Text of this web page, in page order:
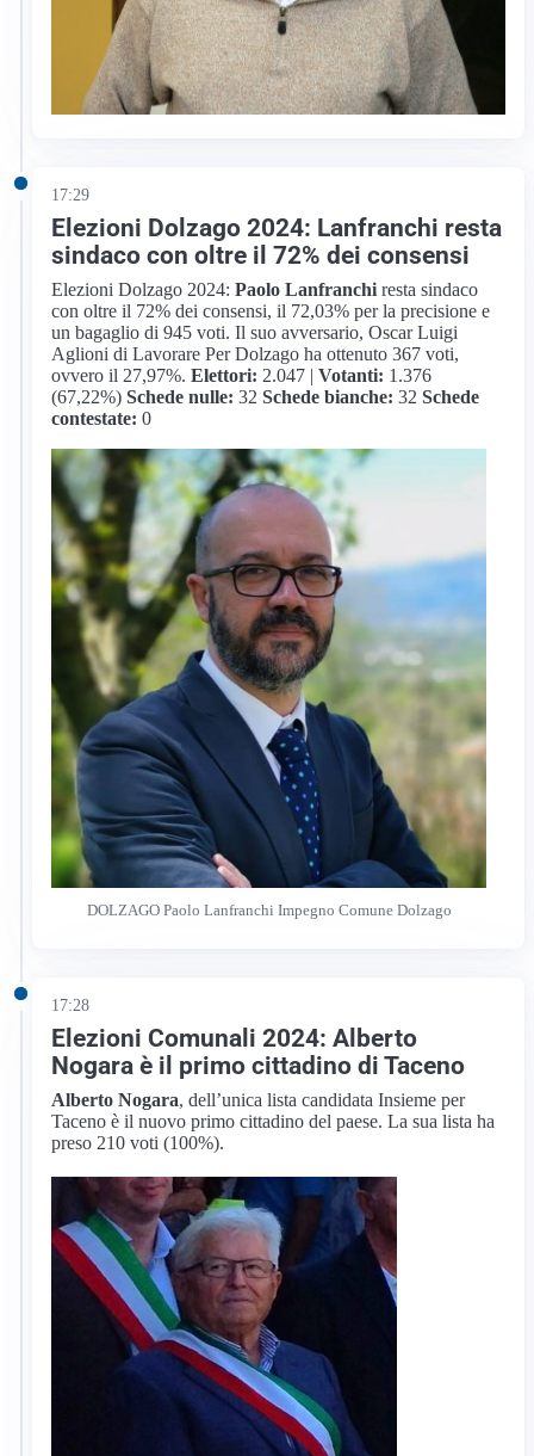
17:29
Elezioni Dolzago 2024: Lanfranchi resta
sindaco con oltre il 72% dei consensi
Elezioni Dolzago 2024: Paolo Lanfranchi resta sindaco
con oltre il 72% dei consensi, il 72,03% per la precisione e
un bagaglio di 945 voti. Il suo avversario, Oscar Luigi
Aglioni di Lavorare Per Dolzago ha ottenuto 367 voti,
ovvero il 27,97%.Elettori: 2.047 |Votanti: 1.376
(67,22%) Schede nulle: 32Schede bianche: 32 Schede
contestate: 0
DOLZAGO Paolo Lanfranchi Impegno Comune Dolzago
17:28
Elezioni Comunali 2024: Alberto
Nogara è il primo cittadino di Taceno
Alberto Nogara, dell’unica lista candidata Insieme per
Taceno è il nuovo primo cittadino del paese. La sua lista ha
preso 210 voti (100%).